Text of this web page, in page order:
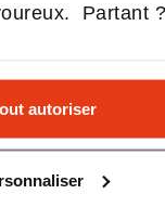
Partant ?
autoriser